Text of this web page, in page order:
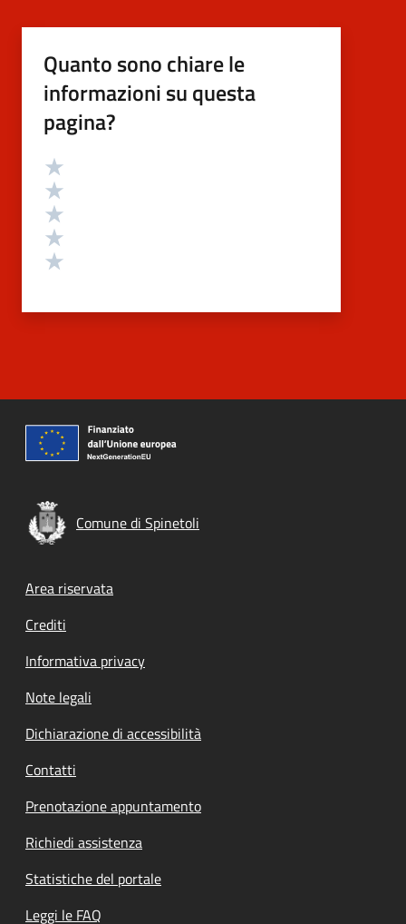
Quanto sono chiare le
informazioni su questa
pagina?
Valutazione
Comune di Spinetoli
Footer menu
Area riservata
Crediti
Informativa privacy
Note legali
Dichiarazione di accessibilità
Contatti
Prenotazione appuntamento
Richiedi assistenza
Statistiche del portale
Leggi le FAQ